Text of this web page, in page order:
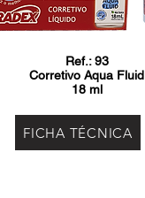
Ref.: 93
Corretivo Aqua Fluid
18 ml
FICHA TÉCNICA